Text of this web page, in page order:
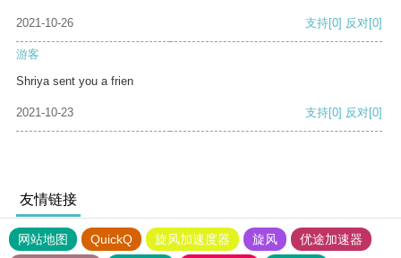
2021-10-26 支持[0] 反对[0]
游客
Shriya sent you a frien
2021-10-23 支持[0] 反对[0]
友情链接
网站地图 QuickQ 旋风加速度器 旋风
优途加速器